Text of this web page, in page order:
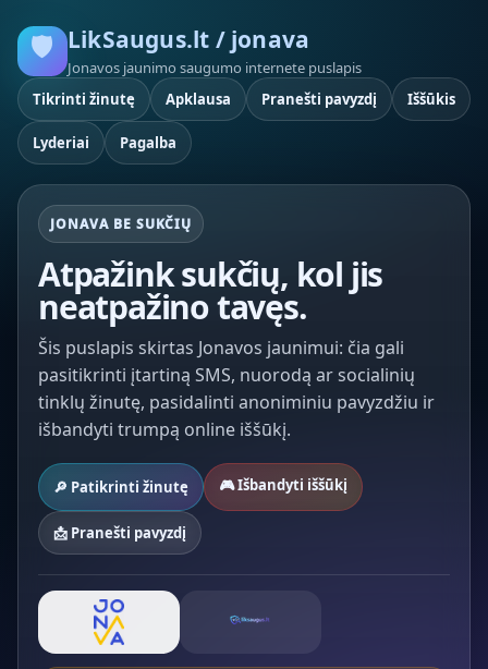
🛡️ LikSaugus.lt / jonava
Jonavos jaunimo saugumo internete puslapis
Tikrinti žinutę
Apklausa Pranešti pavyzdį Iššūkis
Lyderiai Pagalba
JONAVA BE SUKČIŲ
Atpažink sukčių, kol jis
neatpažino tavęs.
Šis puslapis skirtas Jonavos jaunimui: čia gali
pasitikrinti įtartiną SMS, nuorodą ar socialinių
tinklų žinutę, pasidalinti anoniminiu pavyzdžiu ir
išbandyti trumpą online iššūkį.
🔎 Patikrinti žinutę 🎮 Išbandyti iššūkį
📩 Pranešti pavyzdį